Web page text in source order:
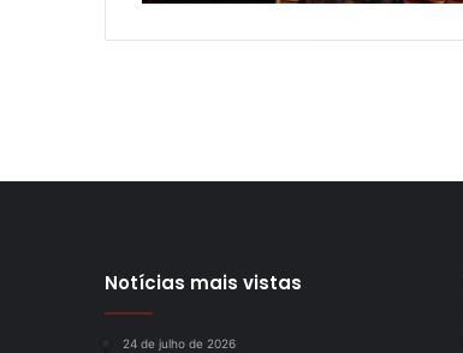
Notícias mais vistas
24 de julho de 2026